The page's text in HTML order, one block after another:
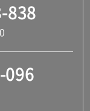
838
096